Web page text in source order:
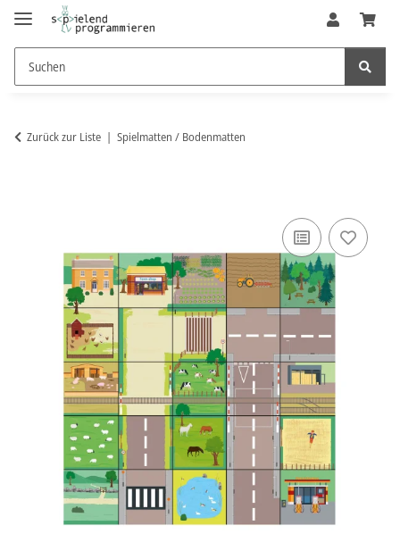
Zurück zur Liste Spielmatten / Bodenmatten